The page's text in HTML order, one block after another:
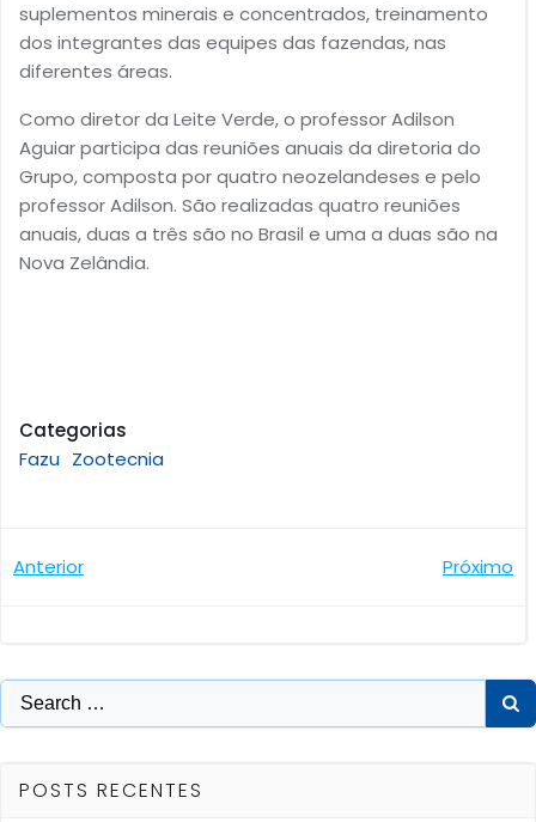
suplementos minerais e concentrados, treinamento
dos integrantes das equipes das fazendas, nas
diferentes áreas.
Como diretor da Leite Verde, o professor Adilson
Aguiar participa das reuniões anuais da diretoria do
Grupo, composta por quatro neozelandeses e pelo
professor Adilson. São realizadas quatro reuniões
anuais, duas a três são no Brasil e uma a duas são na
Nova Zelândia.
Categorias
Fazu Zootecnia
Navegação
Post
Anterior
Post
Próximo
Search
for:
POSTS RECENTES